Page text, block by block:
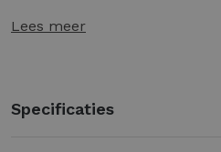
donkergroene kleur,
vrouwelijke V-hals en
Lees meer
Specificaties